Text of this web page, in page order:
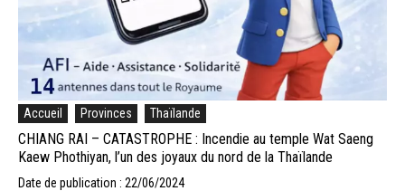
Accueil Provinces Thaïlande
CHIANG RAI – CATASTROPHE : Incendie au temple Wat Saeng
Kaew Phothiyan, l’un des joyaux du nord de la Thaïlande
Date de publication : 22/06/2024